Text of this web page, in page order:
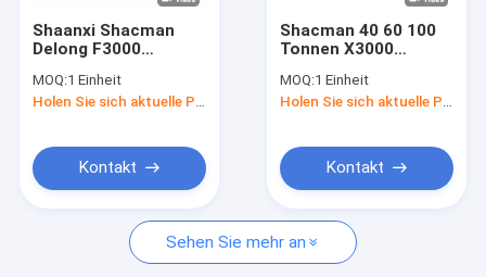
Bitte um ein Angebot
Shacman-LKW-Ersatzteile
Shaanxi Shacman
Delong F3000
Traktorkopf mit
Weichai-Motor
MOQ:1 Einheit
Kontakt
Shacman 40 60 100
Tonnen X3000
Traktoranhänger für
den afrikanischen
MOQ:1 Einheit
Kontakt
Sehen Sie mehr an